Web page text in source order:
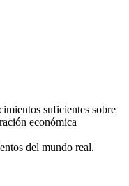
suficientes sobre
económica
del mundo real.